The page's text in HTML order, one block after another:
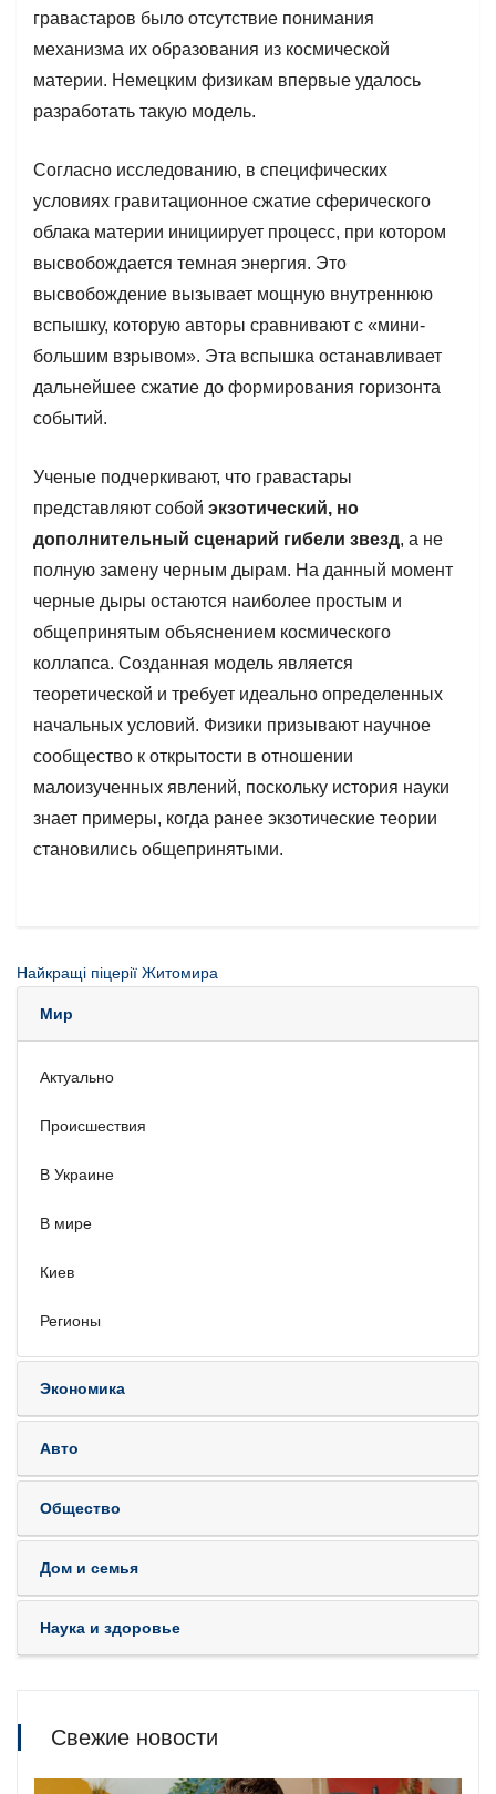
гравастаров было отсутствие понимания
механизма их образования из космической
материи. Немецким физикам впервые удалось
разработать такую модель.
Согласно исследованию, в специфических
условиях гравитационное сжатие сферического
облака материи инициирует процесс, при котором
высвобождается темная энергия. Это
высвобождение вызывает мощную внутреннюю
вспышку, которую авторы сравнивают с «мини-
большим взрывом». Эта вспышка останавливает
дальнейшее сжатие до формирования горизонта
событий.
Ученые подчеркивают, что гравастары
представляют собой экзотический, но
дополнительный сценарий гибели звезд, а не
полную замену черным дырам. На данный момент
черные дыры остаются наиболее простым и
общепринятым объяснением космического
коллапса. Созданная модель является
теоретической и требует идеально определенных
начальных условий. Физики призывают научное
сообщество к открытости в отношении
малоизученных явлений, поскольку история науки
знает примеры, когда ранее экзотические теории
становились общепринятыми.
Найкращі піцерії Житомира
Мир
Актуально
Происшествия
В Украине
В мире
Киев
Регионы
Экономика
Авто
Общество
Дом и семья
Наука и здоровье
Свежие новости